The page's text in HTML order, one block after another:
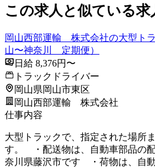
この求人と似ている求
岡山西部運輸 株式会社の大型ト
山〜神奈川 定期便）
日給 8,376円〜
トラックドライバー
岡山県岡山市東区
岡山西部運輸 株式会社
仕事内容
大型トラックで、指定された場所
す。 ・配送物は、自動車部品の
奈川県藤沢市です ・荷物は、自